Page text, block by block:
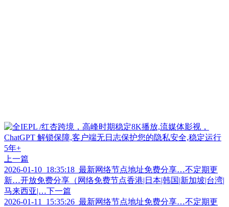
上一篇
2026-01-10_18:35:18_最新网络节点地址免费分享…不定期更
新…开放免费分享（网络免费节点香港|日本|韩国|新加坡|台湾|
马来西亚|… 下一篇
2026-01-11_15:35:26_最新网络节点地址免费分享…不定期更